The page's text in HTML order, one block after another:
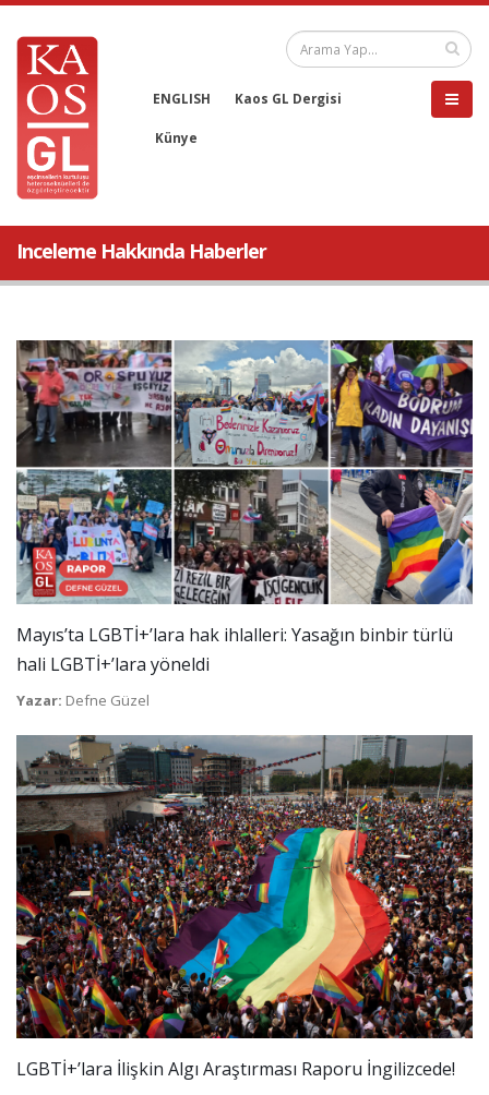
ENGLISH Kaos GL Dergisi
Künye
Inceleme Hakkında Haberler
Mayıs’ta LGBTİ+’lara hak ihlalleri: Yasağın binbir türlü
hali LGBTİ+’lara yöneldi
Yazar: Defne Güzel
LGBTİ+’lara İlişkin Algı Araştırması Raporu İngilizcede!